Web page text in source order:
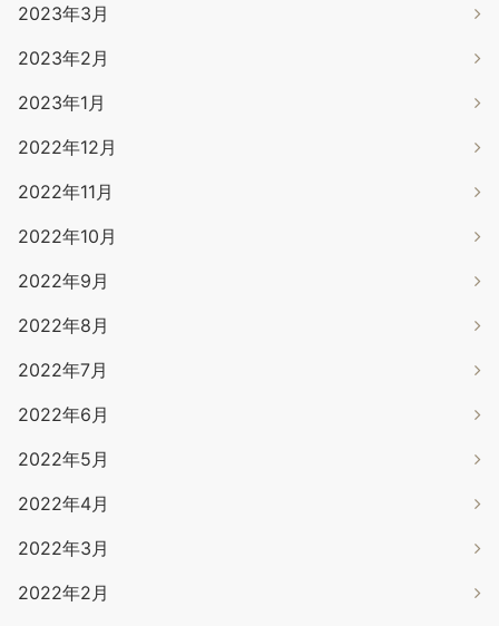
2023年3月
2023年2月
2023年1月
2022年12月
2022年11月
2022年10月
2022年9月
2022年8月
2022年7月
2022年6月
2022年5月
2022年4月
2022年3月
2022年2月